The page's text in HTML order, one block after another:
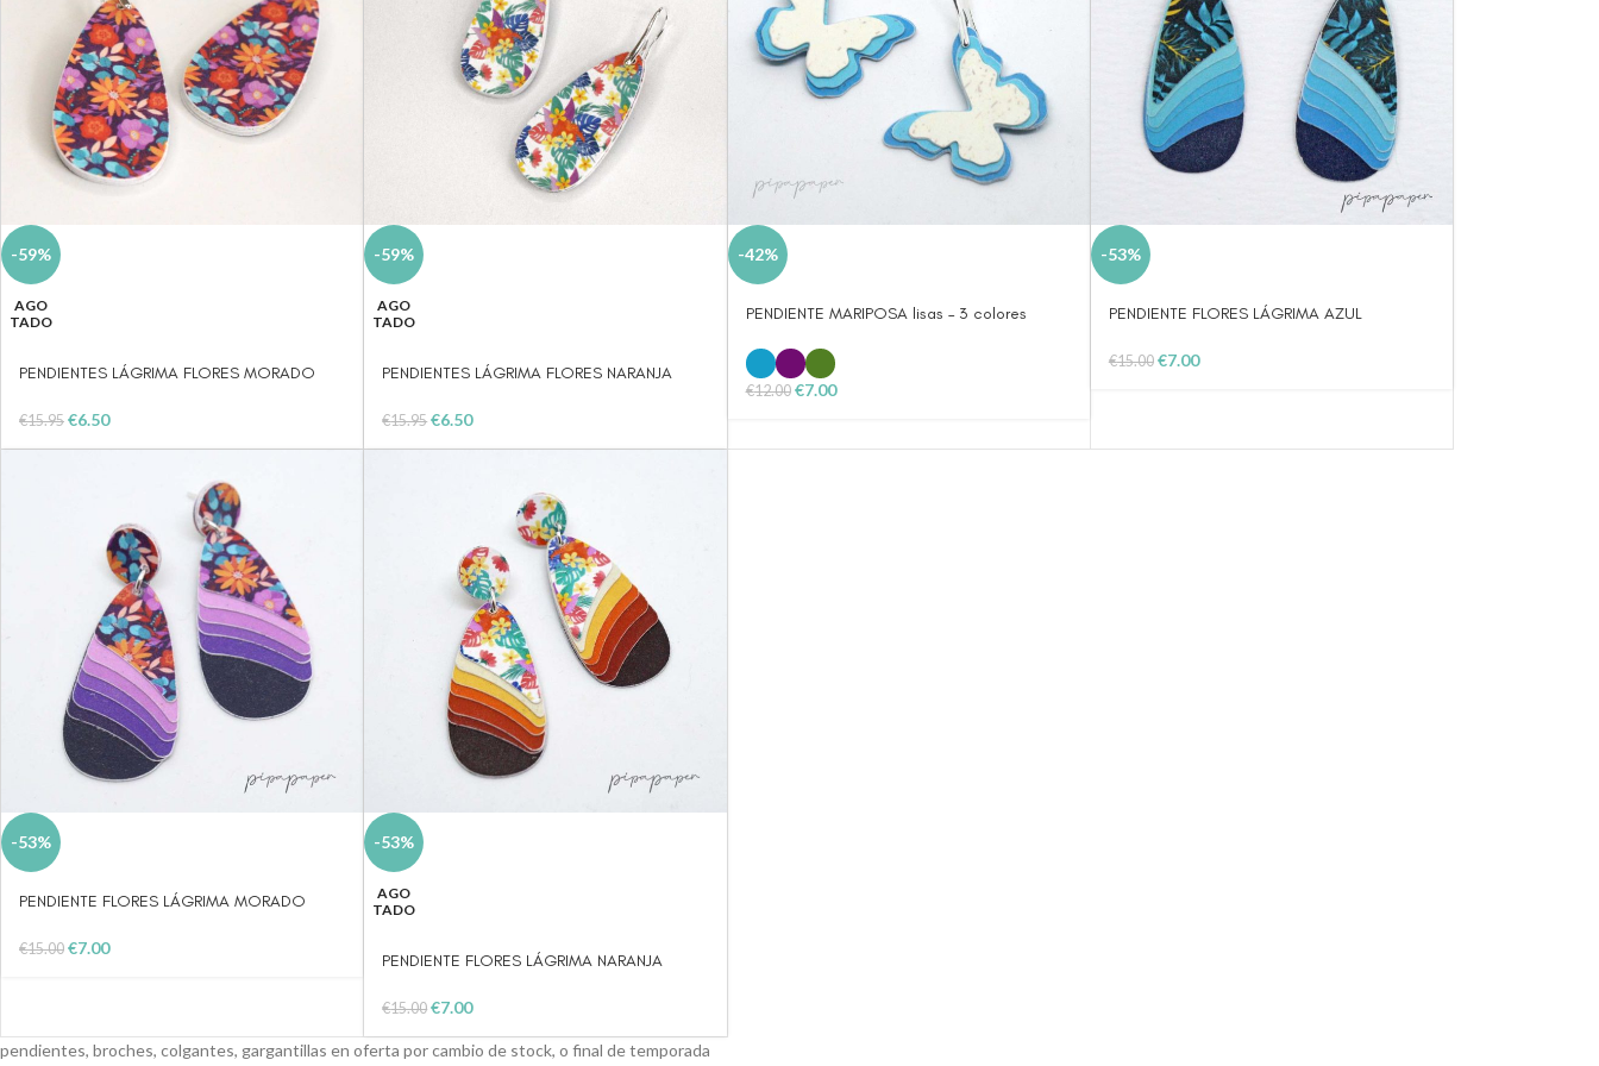
-59%
AGO
TADO
PENDIENTES LÁGRIMA FLORES MORADO
€15.95 €6.50
-59%
AGO
TADO
PENDIENTES LÁGRIMA FLORES NARANJA
€15.95 €6.50
-42%
PENDIENTE MARIPOSA lisas – 3 colores
€12.00 €7.00
-53%
PENDIENTE FLORES LÁGRIMA AZUL
€15.00 €7.00
-53%
PENDIENTE FLORES LÁGRIMA MORADO
€15.00 €7.00
-53%
AGO
TADO
PENDIENTE FLORES LÁGRIMA NARANJA
€15.00 €7.00
pendientes, broches, colgantes, gargantillas en oferta por cambio de stock, o final de temporada